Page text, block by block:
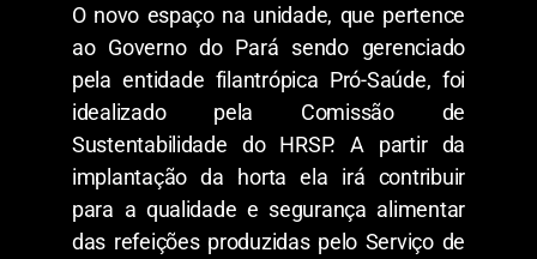
O novo espaço na unidade, que pertence
ao Governo do Pará sendo gerenciado
pela entidade filantrópica Pró-Saúde, foi
idealizado pela Comissão de
Sustentabilidade do HRSP. A partir da
implantação da horta ela irá contribuir
para a qualidade e segurança alimentar
das refeições produzidas pelo Serviço de